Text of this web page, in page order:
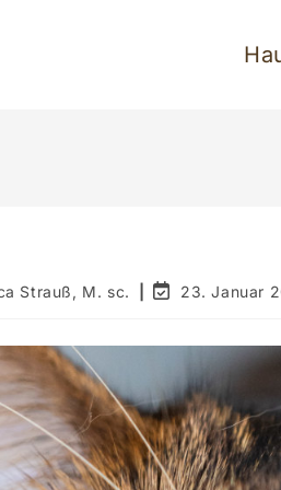
Strauß, M. sc.
Beitrag23. Januar